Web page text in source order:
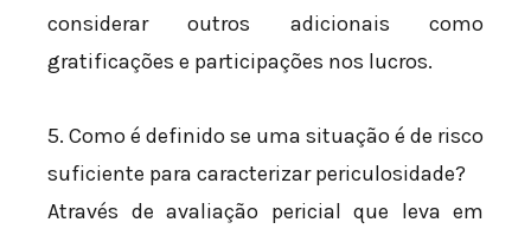
considerar outros adicionais como
gratificações e participações nos lucros.
5. Como é definido se uma situação é de risco
suficiente para caracterizar periculosidade?
Através de avaliação pericial que leva em